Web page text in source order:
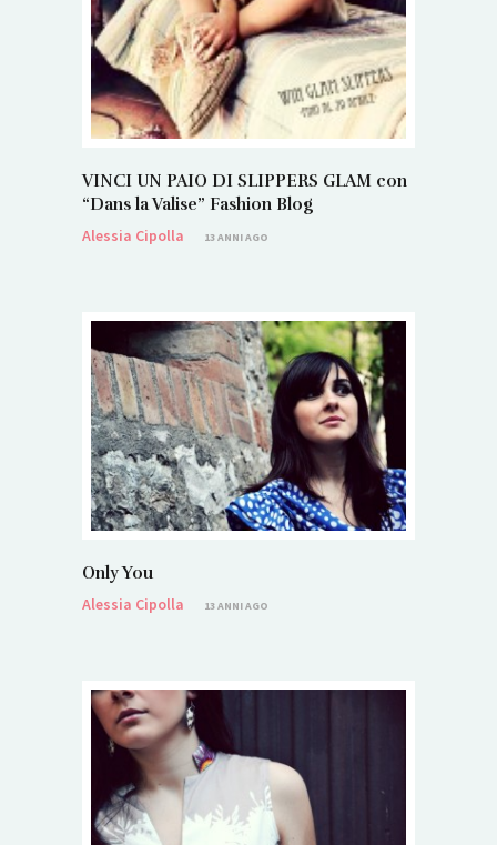
VINCI UN PAIO DI SLIPPERS GLAM con
“Dans la Valise” Fashion Blog
Alessia Cipolla
13 ANNI AGO
Only You
Alessia Cipolla
13 ANNI AGO